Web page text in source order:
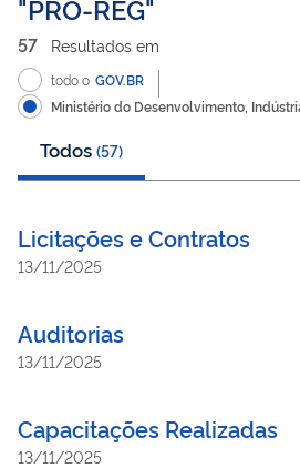
PRO-REG
57 Resultados em
todo o GOV.BR
Ministério do Desenvolvimento,
Todos (57)
Licitações e Contratos
13/11/2025
Auditorias
13/11/2025
Capacitações Realizadas
13/11/2025